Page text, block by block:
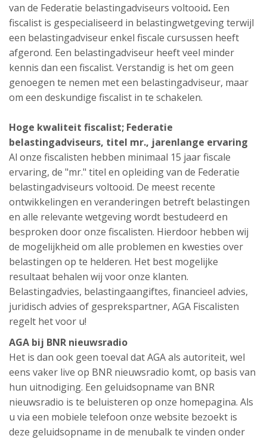
van de Federatie belastingadviseurs voltooid. Een
fiscalist is gespecialiseerd in belastingwetgeving terwijl
een belastingadviseur enkel fiscale cursussen heeft
afgerond. Een belastingadviseur heeft veel minder
kennis dan een fiscalist. Verstandig is het om geen
genoegen te nemen met een belastingadviseur, maar
om een deskundige fiscalist in te schakelen.
Hoge kwaliteit fiscalist; Federatie
belastingadviseurs, titel mr., jarenlange ervaring
Al onze fiscalisten hebben minimaal 15 jaar fiscale
ervaring, de "mr." titel en opleiding van de Federatie
belastingadviseurs voltooid. De meest recente
ontwikkelingen en veranderingen betreft belastingen
en alle relevante wetgeving wordt bestudeerd en
besproken door onze fiscalisten. Hierdoor hebben wij
de mogelijkheid om alle problemen en kwesties over
belastingen op te helderen. Het best mogelijke
resultaat behalen wij voor onze klanten.
Belastingadvies, belastingaangiftes, financieel advies,
juridisch advies of gesprekspartner, AGA Fiscalisten
regelt het voor u!
AGA bij BNR nieuwsradio
Het is dan ook geen toeval dat AGA als autoriteit, wel
eens vaker live op BNR nieuwsradio komt, op basis van
hun uitnodiging. Een geluidsopname van BNR
nieuwsradio is te beluisteren op onze homepagina. Als
u via een mobiele telefoon onze website bezoekt is
deze geluidsopname in de menubalk te vinden onder